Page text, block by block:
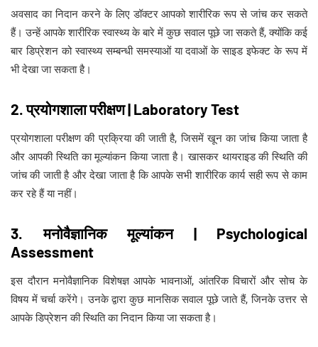
अवसाद का निदान करने के लिए डॉक्टर आपको शारीरिक रूप से जांच कर सकते
हैं। उन्हें आपके शारीरिक स्वास्थ्य के बारे में कुछ सवाल पूछे जा सकते हैं, क्योंकि कई
बार डिप्रेशन को स्वास्थ्य सम्बन्धी समस्याओं या दवाओं के साइड इफेक्ट के रूप में
भी देखा जा सकता है।
2. प्रयोगशाला परीक्षण | Laboratory Test
प्रयोगशाला परीक्षण की प्रक्रिया की जाती है, जिसमें खून का जांच किया जाता है
और आपकी स्थिति का मूल्यांकन किया जाता है। खासकर थायराइड की स्थिति की
जांच की जाती है और देखा जाता है कि आपके सभी शारीरिक कार्य सही रूप से काम
कर रहे हैं या नहीं।
3. मनोवैज्ञानिक मूल्यांकन | Psychological
Assessment
इस दौरान मनोवैज्ञानिक विशेषज्ञ आपके भावनाओं, आंतरिक विचारों और सोच के
विषय में चर्चा करेंगे। उनके द्वारा कुछ मानसिक सवाल पूछे जाते हैं, जिनके उत्तर से
आपके डिप्रेशन की स्थिति का निदान किया जा सकता है।